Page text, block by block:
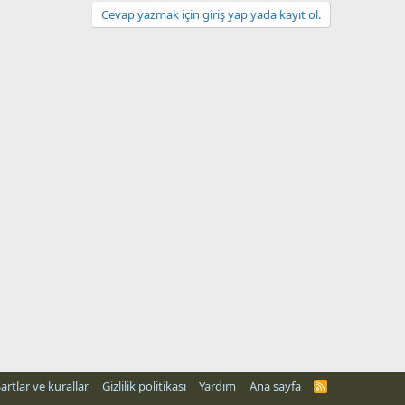
Cevap yazmak için giriş yap yada kayıt ol.
ve kurallar Gizlilik politikası Yardım Ana sayfa
R